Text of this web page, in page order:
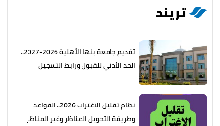
تريند
تقديم جامعة بنها الأهلية 2026-2027..
الحد الأدني للقبول ورابط التسجيل
نظام تقليل الاغتراب 2026.. القواعد
وطريقة التحويل المناظر وغير المناظر